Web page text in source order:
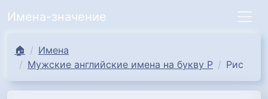
Имена-значение
🏠
Имена
Мужские английские имена на букву Р
Рис